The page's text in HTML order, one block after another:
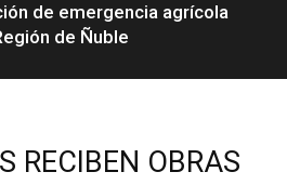
de emergencia agrícola
de Ñuble
RECIBEN OBRAS